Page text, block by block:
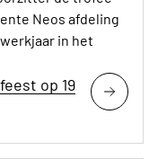
Neos afdeling
in het
op 19